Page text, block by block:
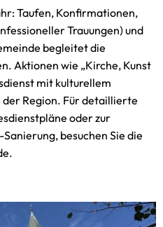
Taufen, Konfirmationen,
Trauungen) und
begleitet die
Aktionen wie „Kirche, Kunst
mit kulturellem
der Region. Für detaillierte
oder zur
besuchen Sie die